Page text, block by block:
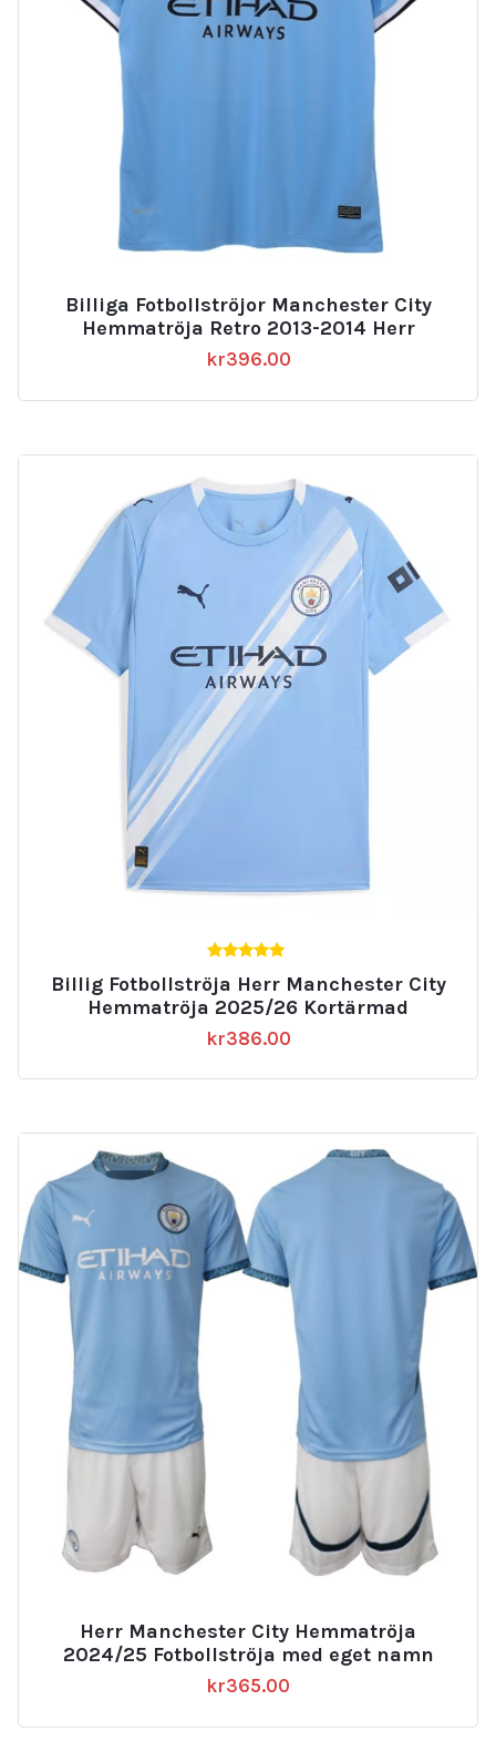
Billiga Fotbollströjor Manchester City
Hemmatröja Retro 2013-2014 Herr
kr396.00
av 5
Billig Fotbollströja Herr Manchester City
Hemmatröja 2025/26 Kortärmad
kr386.00
Herr Manchester City Hemmatröja
2024/25 Fotbollströja med eget namn
kr365.00